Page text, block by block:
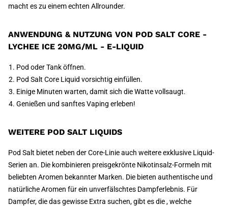
macht es zu einem echten Allrounder.
ANWENDUNG & NUTZUNG VON POD SALT CORE -
LYCHEE ICE 20MG/ML - E-LIQUID
Pod oder Tank öffnen.
Pod Salt Core Liquid vorsichtig einfüllen.
Einige Minuten warten, damit sich die Watte vollsaugt.
Genießen und sanftes Vaping erleben!
WEITERE POD SALT LIQUIDS
Pod Salt bietet neben der Core-Linie auch weitere exklusive Liquid-
Serien an. Die kombinieren preisgekrönte Nikotinsalz-Formeln mit
beliebten Aromen bekannter Marken. Die bieten authentische und
natürliche Aromen für ein unverfälschtes Dampferlebnis. Für
Dampfer, die das gewisse Extra suchen, gibt es die , welche